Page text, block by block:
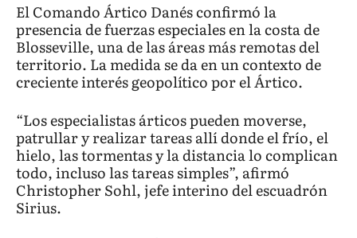
El Comando Ártico Danés confirmó la
presencia de fuerzas especiales en la costa de
Blosseville, una de las áreas más remotas del
territorio. La medida se da en un contexto de
creciente interés geopolítico por el Ártico.
“Los especialistas árticos pueden moverse,
patrullar y realizar tareas allí donde el frío, el
hielo, las tormentas y la distancia lo complican
todo, incluso las tareas simples”, afirmó
Christopher Sohl, jefe interino del escuadrón
Sirius.